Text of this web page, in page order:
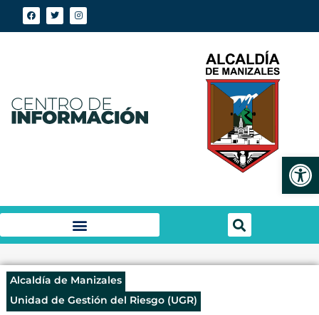
Alcaldía de Manizales
Unidad de Gestión del Riesgo (UGR)